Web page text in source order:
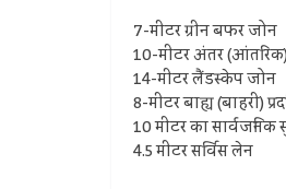
7-मीटर ग्रीन बफर जोन
10-मीटर अंतर (आंतरिक)
14-मीटर लैंडस्केप जोन
8-मीटर बाह्य (बाहरी)
10 मीटर का सार्वजनिक
4.5 मीटर सर्विस लेन